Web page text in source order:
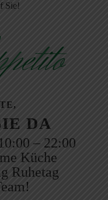
Sie!
DA
– 22:00
Küche
Ruhetag